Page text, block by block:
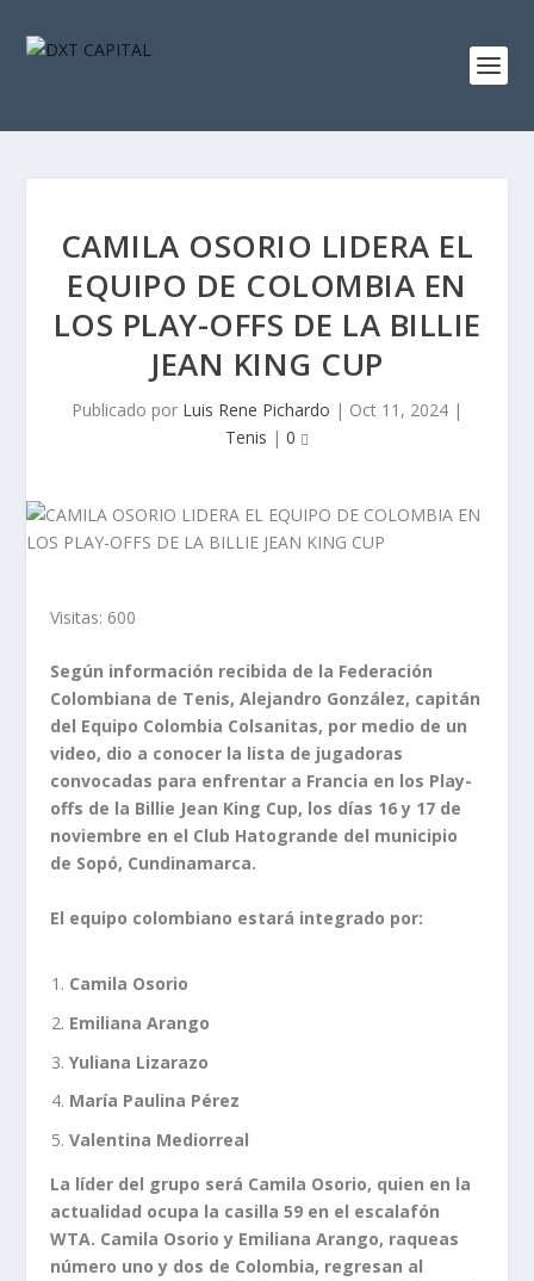
CAMILA OSORIO LIDERA EL
EQUIPO DE COLOMBIA EN
LOS PLAY-OFFS DE LA BILLIE
JEAN KING CUP
Publicado por Luis Rene Pichardo | Oct 11, 2024 |
Tenis | 0
Visitas: 600
Según información recibida de la Federación
Colombiana de Tenis, Alejandro González, capitán
del Equipo Colombia Colsanitas, por medio de un
video, dio a conocer la lista de jugadoras
convocadas para enfrentar a Francia en los Play-
offs de la Billie Jean King Cup, los días 16 y 17 de
noviembre en el Club Hatogrande del municipio
de Sopó, Cundinamarca.
El equipo colombiano estará integrado por:
Camila Osorio
Emiliana Arango
Yuliana Lizarazo
María Paulina Pérez
Valentina Mediorreal
La líder del grupo será Camila Osorio, quien en la
actualidad ocupa la casilla 59 en el escalafón
WTA. Camila Osorio y Emiliana Arango, raqueas
número uno y dos de Colombia, regresan al